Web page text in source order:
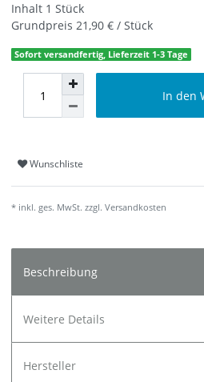
Inhalt 1 Stück
Grundpreis 21,90 € / Stück
Sofort versandfertig, Lieferzeit 1-3 Tage
In den
Wunschliste
* inkl. ges. MwSt. zzgl. Versandkosten
Beschreibung
Weitere Details
Hersteller